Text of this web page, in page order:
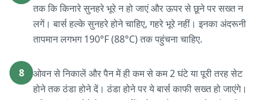
तक कि किनारे सुनहरे भूरे न हो जाएं और ऊपर से छूने पर सख्त न
लगें। बार्स हल्के सुनहरे होने चाहिए, गहरे भूरे नहीं। इनका अंदरूनी
तापमान लगभग 190°F (88°C) तक पहुंचना चाहिए.
8
ओवन से निकालें और पैन में ही कम से कम 2 घंटे या पूरी तरह सेट
होने तक ठंडा होने दें। ठंडा होने पर ये बार्स काफी सख्त हो जाएंगे।